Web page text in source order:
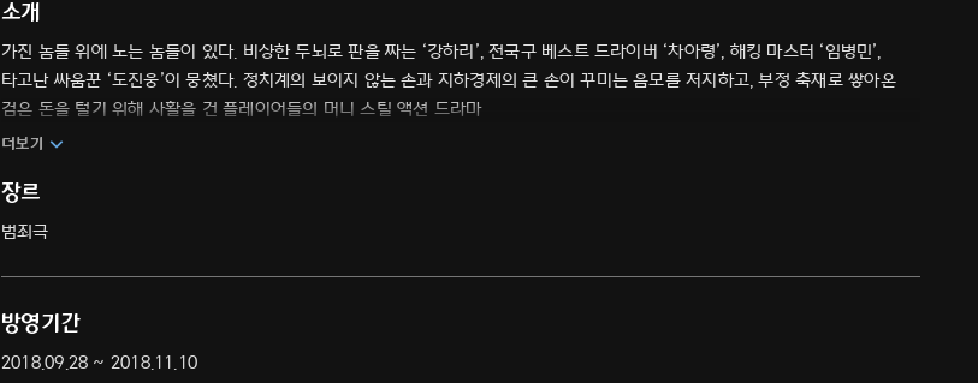
소개
가진 놈들 위에 노는 놈들이 있다. 비상한 두뇌로 판을 짜는 ‘강하리’, 전국구 베스트 드라이버 ‘차아령’, 해킹 마스터 ‘임병민’,
타고난 싸움꾼 ‘도진웅’이 뭉쳤다. 정치계의 보이지 않는 손과 지하경제의 큰 손이 꾸미는 음모를 저지하고, 부정 축재로 쌓아온
검은 돈을 털기 위해 사활을 건 플레이어들의 머니 스틸 액션 드라마
더보기
장르
범죄극
방영기간
2018.09.28 ~ 2018.11.10